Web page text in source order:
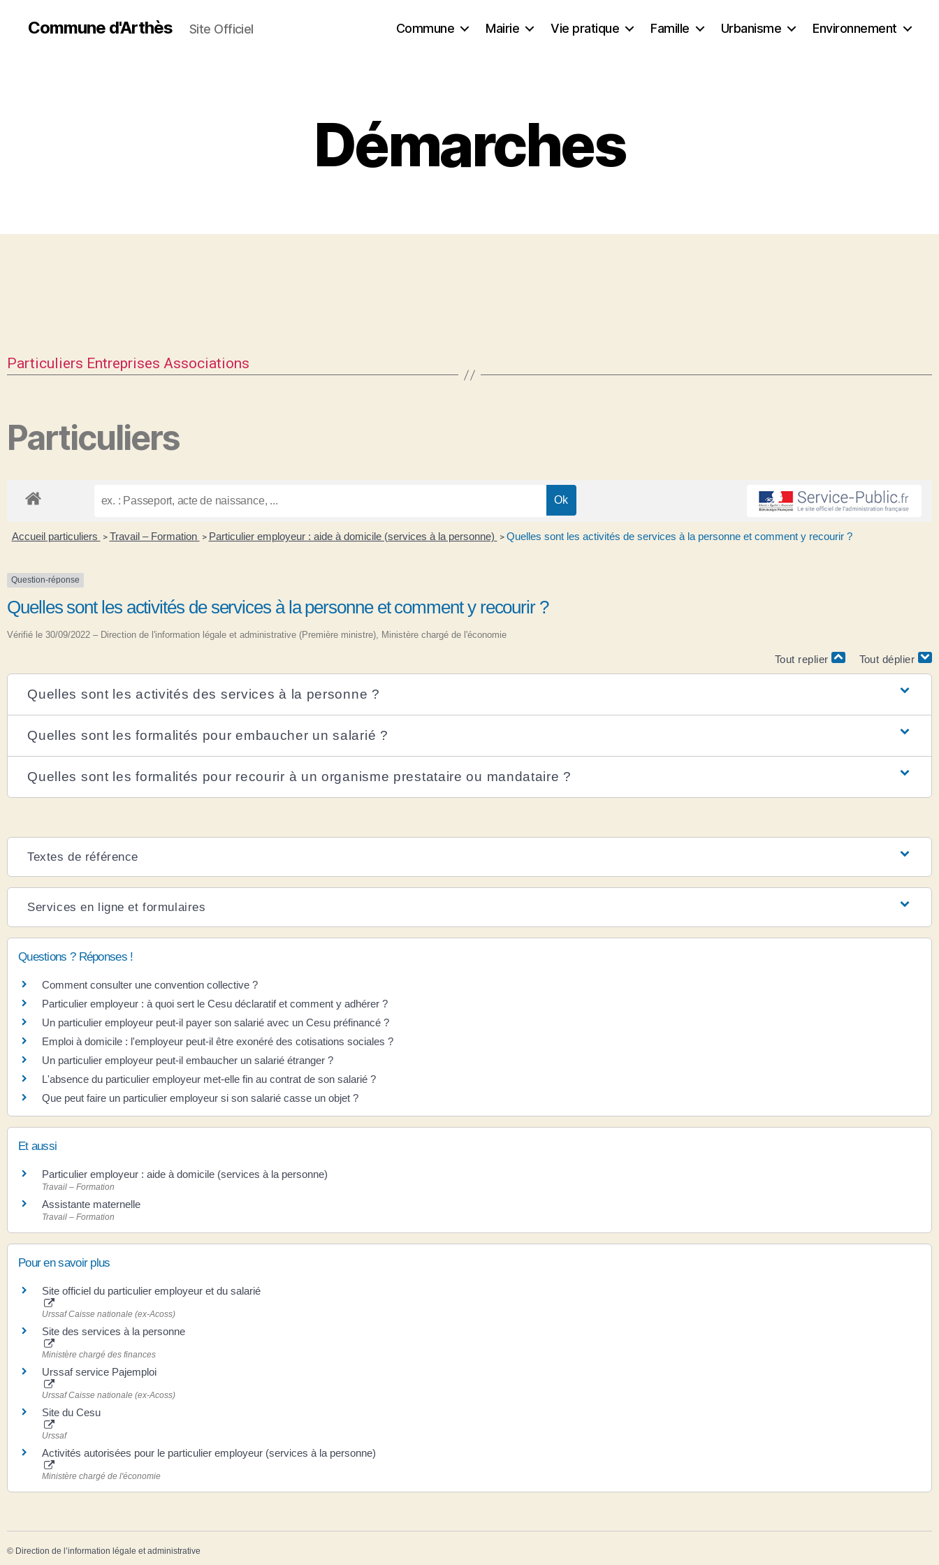
Commune d'Arthès Site Officiel Commune Mairie Vie pratique Famille Urbanisme Environnement
Démarches
Particuliers Entreprises Associations
Particuliers
Accueil particuliers > Travail – Formation > Particulier employeur : aide à domicile (services à la personne) > Quelles sont les activités de services à la personne et comment y recourir ?
Question-réponse
Quelles sont les activités de services à la personne et comment y recourir ?
Vérifié le 30/09/2022 – Direction de l'information légale et administrative (Première ministre), Ministère chargé de l'économie
Tout replier Tout déplier
Quelles sont les activités des services à la personne ?
Quelles sont les formalités pour embaucher un salarié ?
Quelles sont les formalités pour recourir à un organisme prestataire ou mandataire ?
Textes de référence
Services en ligne et formulaires
Questions ? Réponses !
Comment consulter une convention collective ?
Particulier employeur : à quoi sert le Cesu déclaratif et comment y adhérer ?
Un particulier employeur peut-il payer son salarié avec un Cesu préfinancé ?
Emploi à domicile : l'employeur peut-il être exonéré des cotisations sociales ?
Un particulier employeur peut-il embaucher un salarié étranger ?
L'absence du particulier employeur met-elle fin au contrat de son salarié ?
Que peut faire un particulier employeur si son salarié casse un objet ?
Et aussi
Particulier employeur : aide à domicile (services à la personne)
Travail – Formation
Assistante maternelle
Travail – Formation
Pour en savoir plus
Site officiel du particulier employeur et du salarié
Urssaf Caisse nationale (ex-Acoss)
Site des services à la personne
Ministère chargé des finances
Urssaf service Pajemploi
Urssaf Caisse nationale (ex-Acoss)
Site du Cesu
Urssaf
Activités autorisées pour le particulier employeur (services à la personne)
Ministère chargé de l'économie
© Direction de l’information légale et administrative